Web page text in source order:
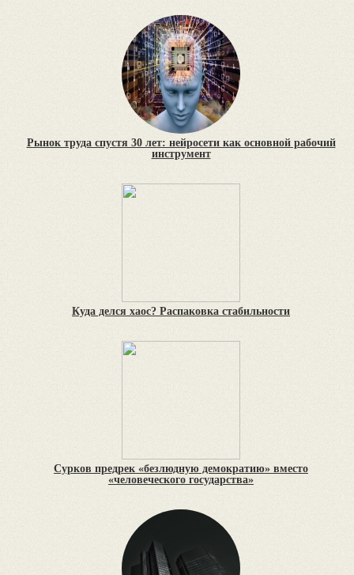
Рынок труда спустя 30 лет: нейросети как основной рабочий
инструмент
Куда делся хаос? Распаковка стабильности
Сурков предрек «безлюдную демократию» вместо
«человеческого государства»